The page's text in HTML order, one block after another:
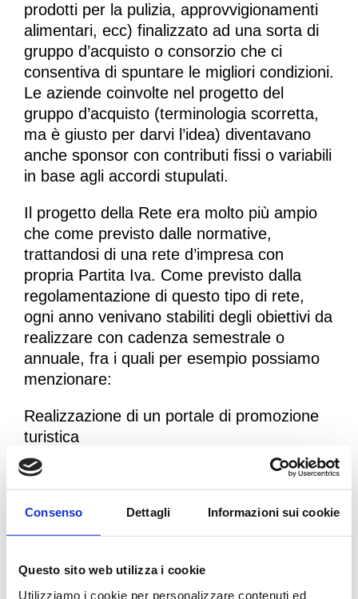
Consenso Dettagli Informazioni sui cookie
Questo sito web utilizza i cookie
Utilizziamo i cookie per personalizzare contenuti ed
prodotti per la pulizia, approvvigionamenti
alimentari, ecc) finalizzato ad una sorta di
gruppo d’acquisto o consorzio che ci
consentiva di spuntare le migliori condizioni.
Le aziende coinvolte nel progetto del
gruppo d’acquisto (terminologia scorretta,
ma è giusto per darvi l’idea) diventavano
anche sponsor con contributi fissi o variabili
in base agli accordi stupulati.
Il progetto della Rete era molto più ampio
che come previsto dalle normative,
trattandosi di una rete d’impresa con
propria Partita Iva. Come previsto dalla
regolamentazione di questo tipo di rete,
ogni anno venivano stabiliti degli obiettivi da
realizzare con cadenza semestrale o
annuale, fra i quali per esempio possiamo
menzionare:
Realizzazione di un portale di promozione
turistica
Partecipazione a fiere e manifestazioni
Partecipazione a bandi di gara
dello scambio dei dati delle nostre strutture,
dati inerenti ai principali KPI di performance